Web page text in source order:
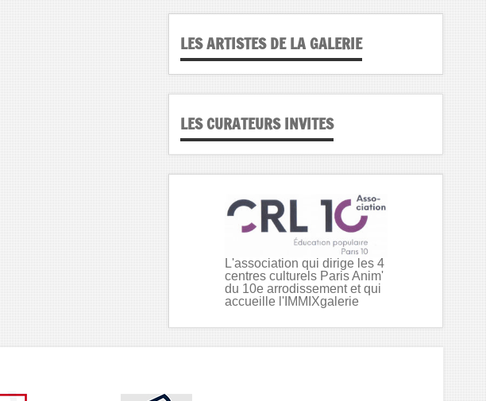
LES ARTISTES DE LA GALERIE
LES CURATEURS INVITES
L'association qui dirige les 4
centres culturels Paris Anim'
du 10e arrodissement et qui
accueille l'IMMIXgalerie